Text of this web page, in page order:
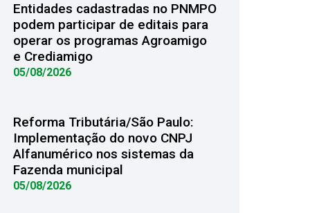
Entidades cadastradas no PNMPO
podem participar de editais para
operar os programas Agroamigo
e Crediamigo
05/08/2026
Reforma Tributária/São Paulo:
Implementação do novo CNPJ
Alfanumérico nos sistemas da
Fazenda municipal
05/08/2026